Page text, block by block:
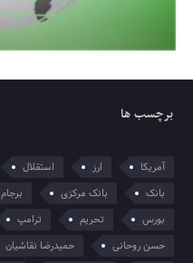
برچسب ها
آمریکا ارز استقلال
بانک
بانک مرکزی برجام
بورس
تحریم ترامپ
حسن روحانی
حمیدرضا نقاشیان